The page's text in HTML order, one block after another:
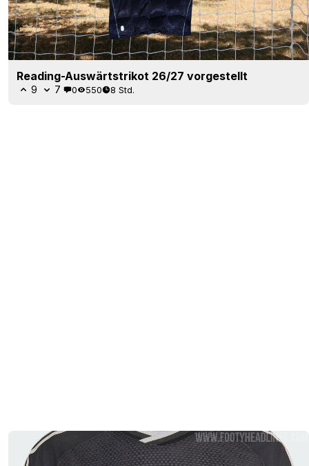
Reading-Auswärtstrikot 26/27 vorgestellt
9 7 0 550 8 Std.